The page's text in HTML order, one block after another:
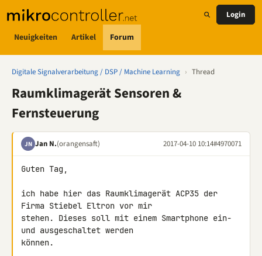
Neuigkeiten Artikel Forum
Login
Digitale Signalverarbeitung / DSP / Machine Learning › Thread
Raumklimagerät Sensoren &
Fernsteuerung
JN Jan N.(orangensaft) 2017-04-10 10:14#4970071
Guten Tag,
ich habe hier das Raumklimagerät ACP35 der
Firma Stiebel Eltron vor mir
stehen. Dieses soll mit einem Smartphone ein-
und ausgeschaltet werden
können.